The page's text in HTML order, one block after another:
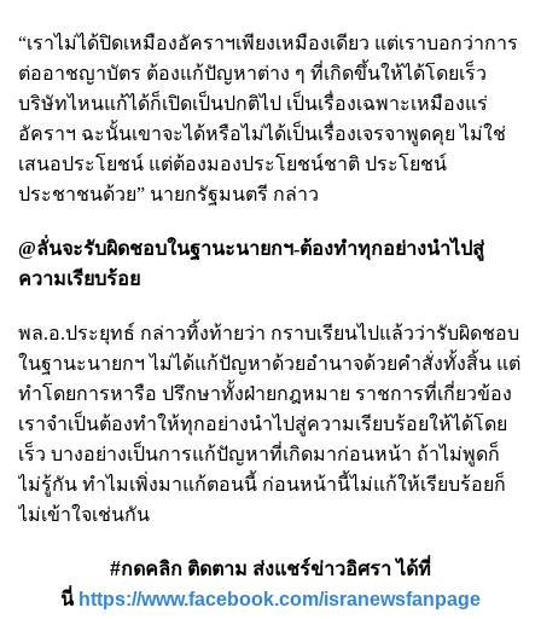
“เราไม่ได้ปิดเหมืองอัคราฯเพียงเหมืองเดียว แต่เราบอกว่าการ
ต่ออาชญาบัตร ต้องแก้ปัญหาต่าง ๆ ที่เกิดขึ้นให้ได้โดยเร็ว
บริษัทไหนแก้ได้ก็เปิดเป็นปกติไป เป็นเรื่องเฉพาะเหมืองแร่
อัคราฯ ฉะนั้นเขาจะได้หรือไม่ได้เป็นเรื่องเจรจาพูดคุย ไม่ใช่
เสนอประโยชน์ แต่ต้องมองประโยชน์ชาติ ประโยชน์
ประชาชนด้วย” นายกรัฐมนตรี กล่าว
@ลั่นจะรับผิดชอบในฐานะนายกฯ-ต้องทำทุกอย่างนำไปสู่
ความเรียบร้อย
พล.อ.ประยุทธ์ กล่าวทิ้งท้ายว่า กราบเรียนไปแล้วว่ารับผิดชอบ
ในฐานะนายกฯ ไม่ได้แก้ปัญหาด้วยอำนาจด้วยคำสั่งทั้งสิ้น แต่
ทำโดยการหารือ ปรึกษาทั้งฝ่ายกฎหมาย ราชการที่เกี่ยวข้อง
เราจำเป็นต้องทำให้ทุกอย่างนำไปสู่ความเรียบร้อยให้ได้โดย
เร็ว บางอย่างเป็นการแก้ปัญหาที่เกิดมาก่อนหน้า ถ้าไม่พูดก็
ไม่รู้กัน ทำไมเพิ่งมาแก้ตอนนี้ ก่อนหน้านี้ไม่แก้ให้เรียบร้อยก็
ไม่เข้าใจเช่นกัน
#กดคลิก ติดตาม ส่งแชร์ข่าวอิศรา ได้ที่
นี่ https://www.facebook.com/isranewsfanpage